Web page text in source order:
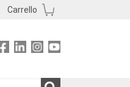
Carrello